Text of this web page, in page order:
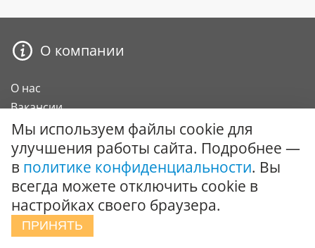
О компании
О нас
Вакансии
Сертификаты и награды
Карта сайта
Покупателю
О компании
Оплата
Мы используем файлы cookie для
улучшения работы сайта. Подробнее —
в политике конфиденциальности. Вы
всегда можете отключить cookie в
настройках своего браузера.
ПРИНЯТЬ